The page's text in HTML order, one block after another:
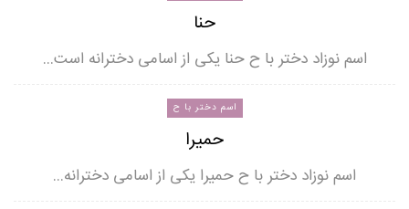
حنا
اسم نوزاد دختر با ح حنا یکی از اسامی دخترانه است…
اسم دختر با ح
حمیرا
اسم نوزاد دختر با ح حمیرا یکی از اسامی دخترانه…